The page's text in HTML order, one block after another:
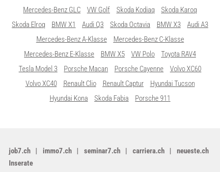
Mercedes-Benz GLC
VW Golf Skoda Kodiaq
Skoda Karoq
Skoda Elroq
BMW X1 Audi Q3 Skoda Octavia BMW X3
Audi A3
Mercedes-Benz A-Klasse
Mercedes-Benz C-Klasse
Mercedes-Benz E-Klasse
BMW X5 VW Polo
Toyota RAV4
Tesla Model 3
Porsche Macan Porsche Cayenne
Volvo XC60
Volvo XC40
Renault Clio Renault Captur
Hyundai Tucson
Hyundai Kona
Skoda Fabia Porsche 911
job7.ch immo7.ch seminar7.ch carriera.ch
neueste.ch
Inserate